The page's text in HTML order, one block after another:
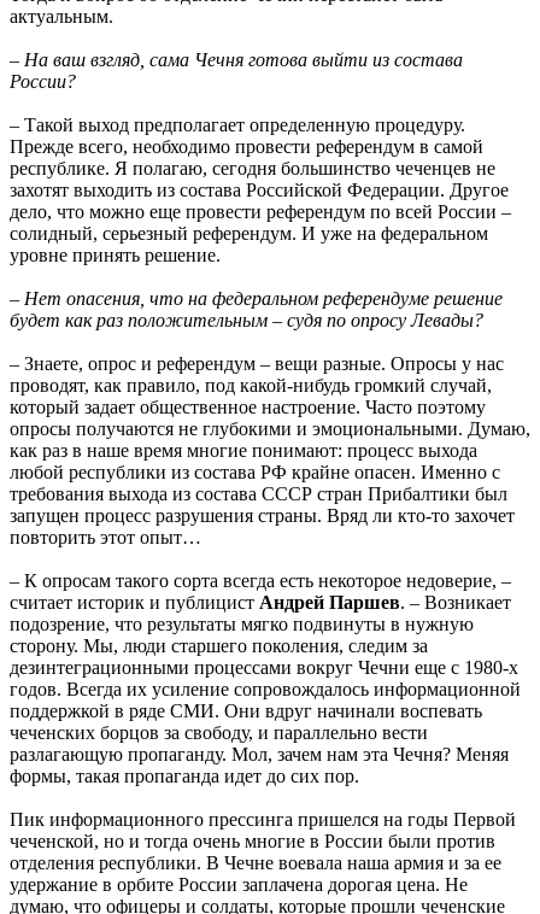
актуальным.
– На ваш взгляд, сама Чечня готова выйти из состава
России?
– Такой выход предполагает определенную процедуру.
Прежде всего, необходимо провести референдум в самой
республике. Я полагаю, сегодня большинство чеченцев не
захотят выходить из состава Российской Федерации. Другое
дело, что можно еще провести референдум по всей России –
солидный, серьезный референдум. И уже на федеральном
уровне принять решение.
– Нет опасения, что на федеральном референдуме решение
будет как раз положительным – судя по опросу Левады?
– Знаете, опрос и референдум – вещи разные. Опросы у нас
проводят, как правило, под какой-нибудь громкий случай,
который задает общественное настроение. Часто поэтому
опросы получаются не глубокими и эмоциональными. Думаю,
как раз в наше время многие понимают: процесс выхода
любой республики из состава РФ крайне опасен. Именно с
требования выхода из состава СССР стран Прибалтики был
запущен процесс разрушения страны. Вряд ли кто-то захочет
повторить этот опыт…
– К опросам такого сорта всегда есть некоторое недоверие, –
считает историк и публицист Андрей Паршев. – Возникает
подозрение, что результаты мягко подвинуты в нужную
сторону. Мы, люди старшего поколения, следим за
дезинтеграционными процессами вокруг Чечни еще с 1980-х
годов. Всегда их усиление сопровождалось информационной
поддержкой в ряде СМИ. Они вдруг начинали воспевать
чеченских борцов за свободу, и параллельно вести
разлагающую пропаганду. Мол, зачем нам эта Чечня? Меняя
формы, такая пропаганда идет до сих пор.
Пик информационного прессинга пришелся на годы Первой
чеченской, но и тогда очень многие в России были против
отделения республики. В Чечне воевала наша армия и за ее
удержание в орбите России заплачена дорогая цена. Не
думаю, что офицеры и солдаты, которые прошли чеченские